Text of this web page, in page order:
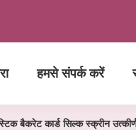
हमसे संपर्क करें
बैकरेट कार्ड सिल्क स्क्रीन